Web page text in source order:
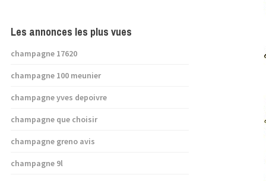
Les annonces les plus vues
champagne 17620
champagne 100 meunier
champagne yves depoivre
champagne que choisir
champagne greno avis
champagne 9l